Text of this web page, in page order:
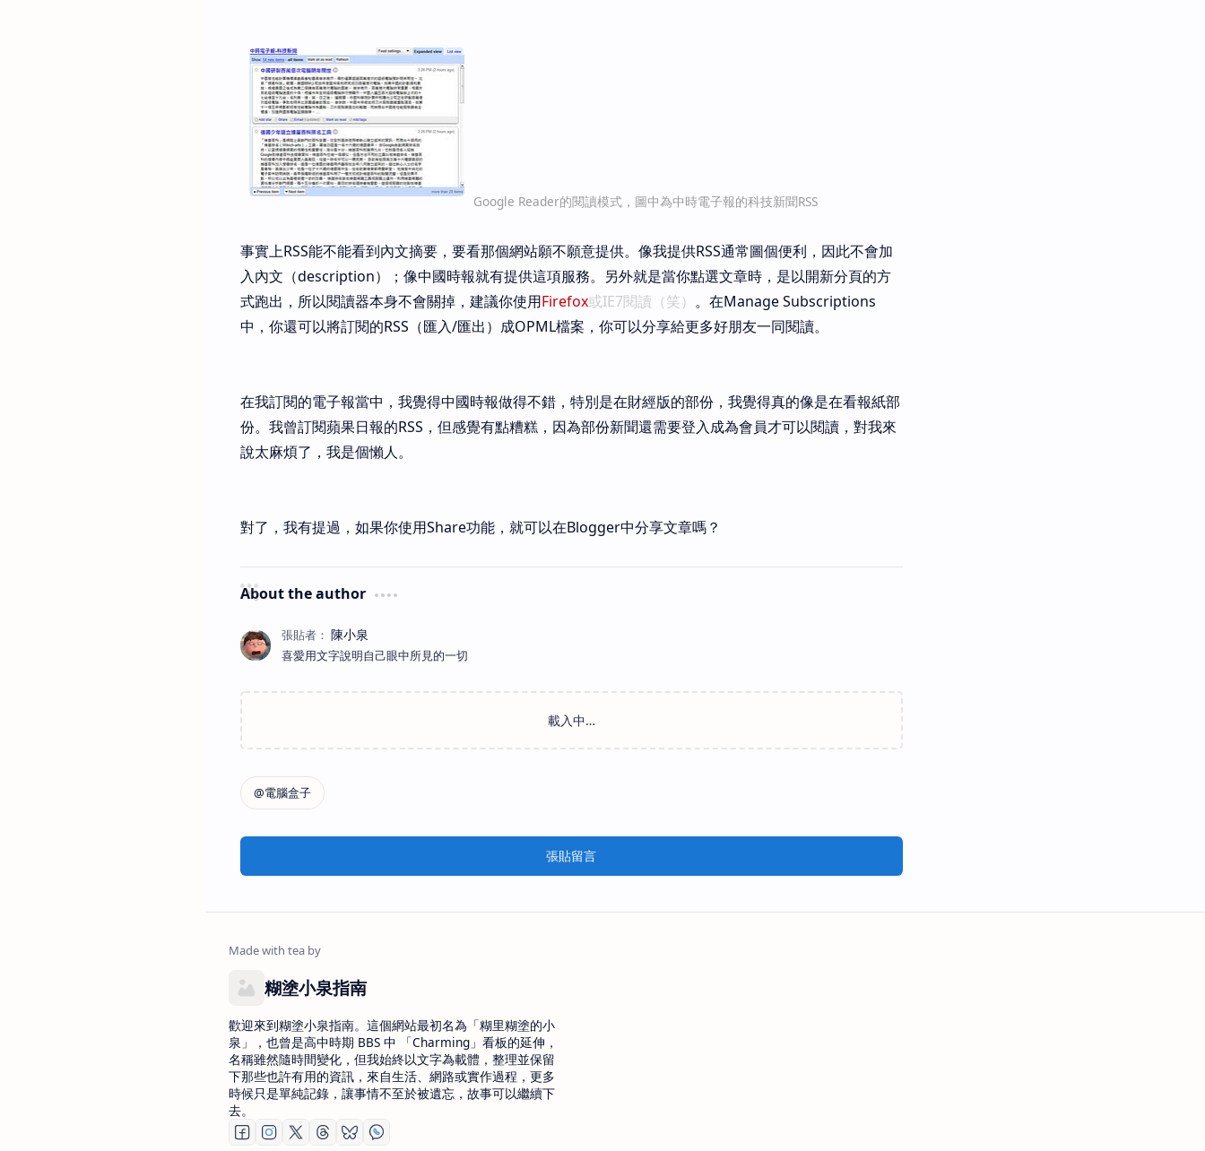
Google Reader的閱讀模式，圖中為中時電子報的科技新聞RSS
事實上RSS能不能看到內文摘要，要看那個網站願不願意提供。像我提供RSS通常圖個便利，因此不會加
入內文（description）；像中國時報就有提供這項服務。另外就是當你點選文章時，是以開新分頁的方
式跑出，所以閱讀器本身不會關掉，建議你使用Firefox或IE7閱讀（笑） 。在Manage Subscriptions
中，你還可以將訂閱的RSS（匯入/匯出）成OPML檔案，你可以分享給更多好朋友一同閱讀。
在我訂閱的電子報當中，我覺得中國時報做得不錯，特別是在財經版的部份，我覺得真的像是在看報紙部
份。我曾訂閱蘋果日報的RSS，但感覺有點糟糕，因為部份新聞還需要登入成為會員才可以閱讀，對我來
說太麻煩了，我是個懶人。
對了，我有提過，如果你使用Share功能，就可以在Blogger中分享文章嗎？
About the author
喜愛用文字說明自己眼中所見的一切
張貼留言
糊塗小泉指南
歡迎來到糊塗小泉指南。這個網站最初名為「糊里糊塗的小
泉」，也曾是高中時期 BBS 中 「Charming」看板的延伸，
名稱雖然隨時間變化，但我始終以文字為載體，整理並保留
下那些也許有用的資訊，來自生活、網路或實作過程，更多
時候只是單純記錄，讓事情不至於被遺忘，故事可以繼續下
去。